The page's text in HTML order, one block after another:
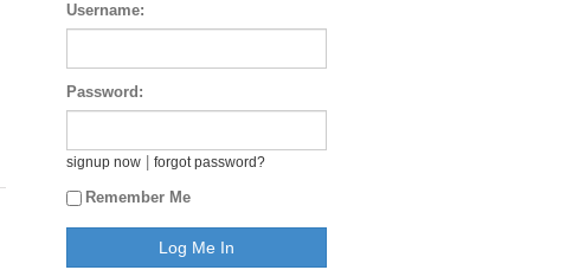
Username:
Password:
signup now forgot password?
Remember Me